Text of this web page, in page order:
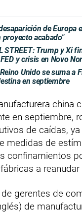
de Europa
acabado"
STREET: Trump y Xi
y crisis en Novo
Unido se suma a
en septiembre
china
en septiembre,
de caídas, ya
medidas de
confinamientos
a
gerentes de
de